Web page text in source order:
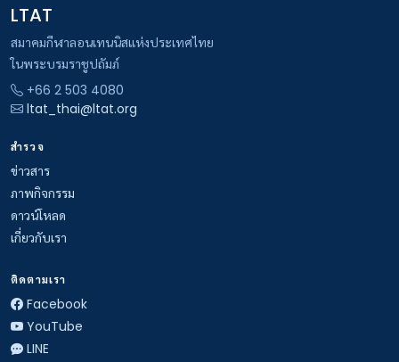
LTAT
สมาคมกีฬาลอนเทนนิสแห่งประเทศไทย
ในพระบรมราชูปถัมภ์
+66 2 503 4080
ltat_thai@ltat.org
สำรวจ
ข่าวสาร
ภาพกิจกรรม
ดาวน์โหลด
เกี่ยวกับเรา
ติดตามเรา
Facebook
YouTube
LINE